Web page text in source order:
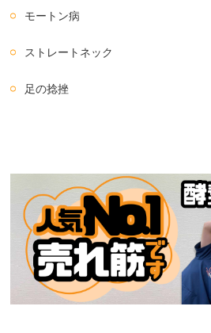
モートン病
ストレートネック
足の捻挫